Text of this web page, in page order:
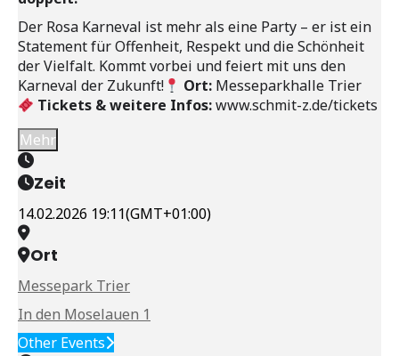
Der Rosa Karneval ist mehr als eine Party – er ist ein
Statement für Offenheit, Respekt und die Schönheit
der Vielfalt. Kommt vorbei und feiert mit uns den
Karneval der Zukunft!
Ort: Messeparkhalle Trier
Tickets & weitere Infos:www.schmit-z.de/tickets
Mehr
Zeit
14.02.2026 19:11(GMT+01:00)
Ort
Messepark Trier
In den Moselauen 1
Other Events